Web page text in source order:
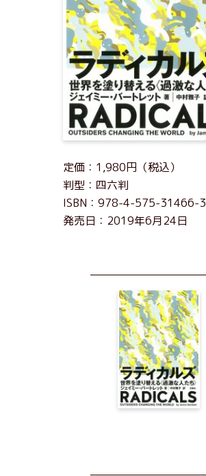
定価：1,980円（税込）
判型：四六判
ISBN：978-4-575-31466-3
発売日：2019年6月24日